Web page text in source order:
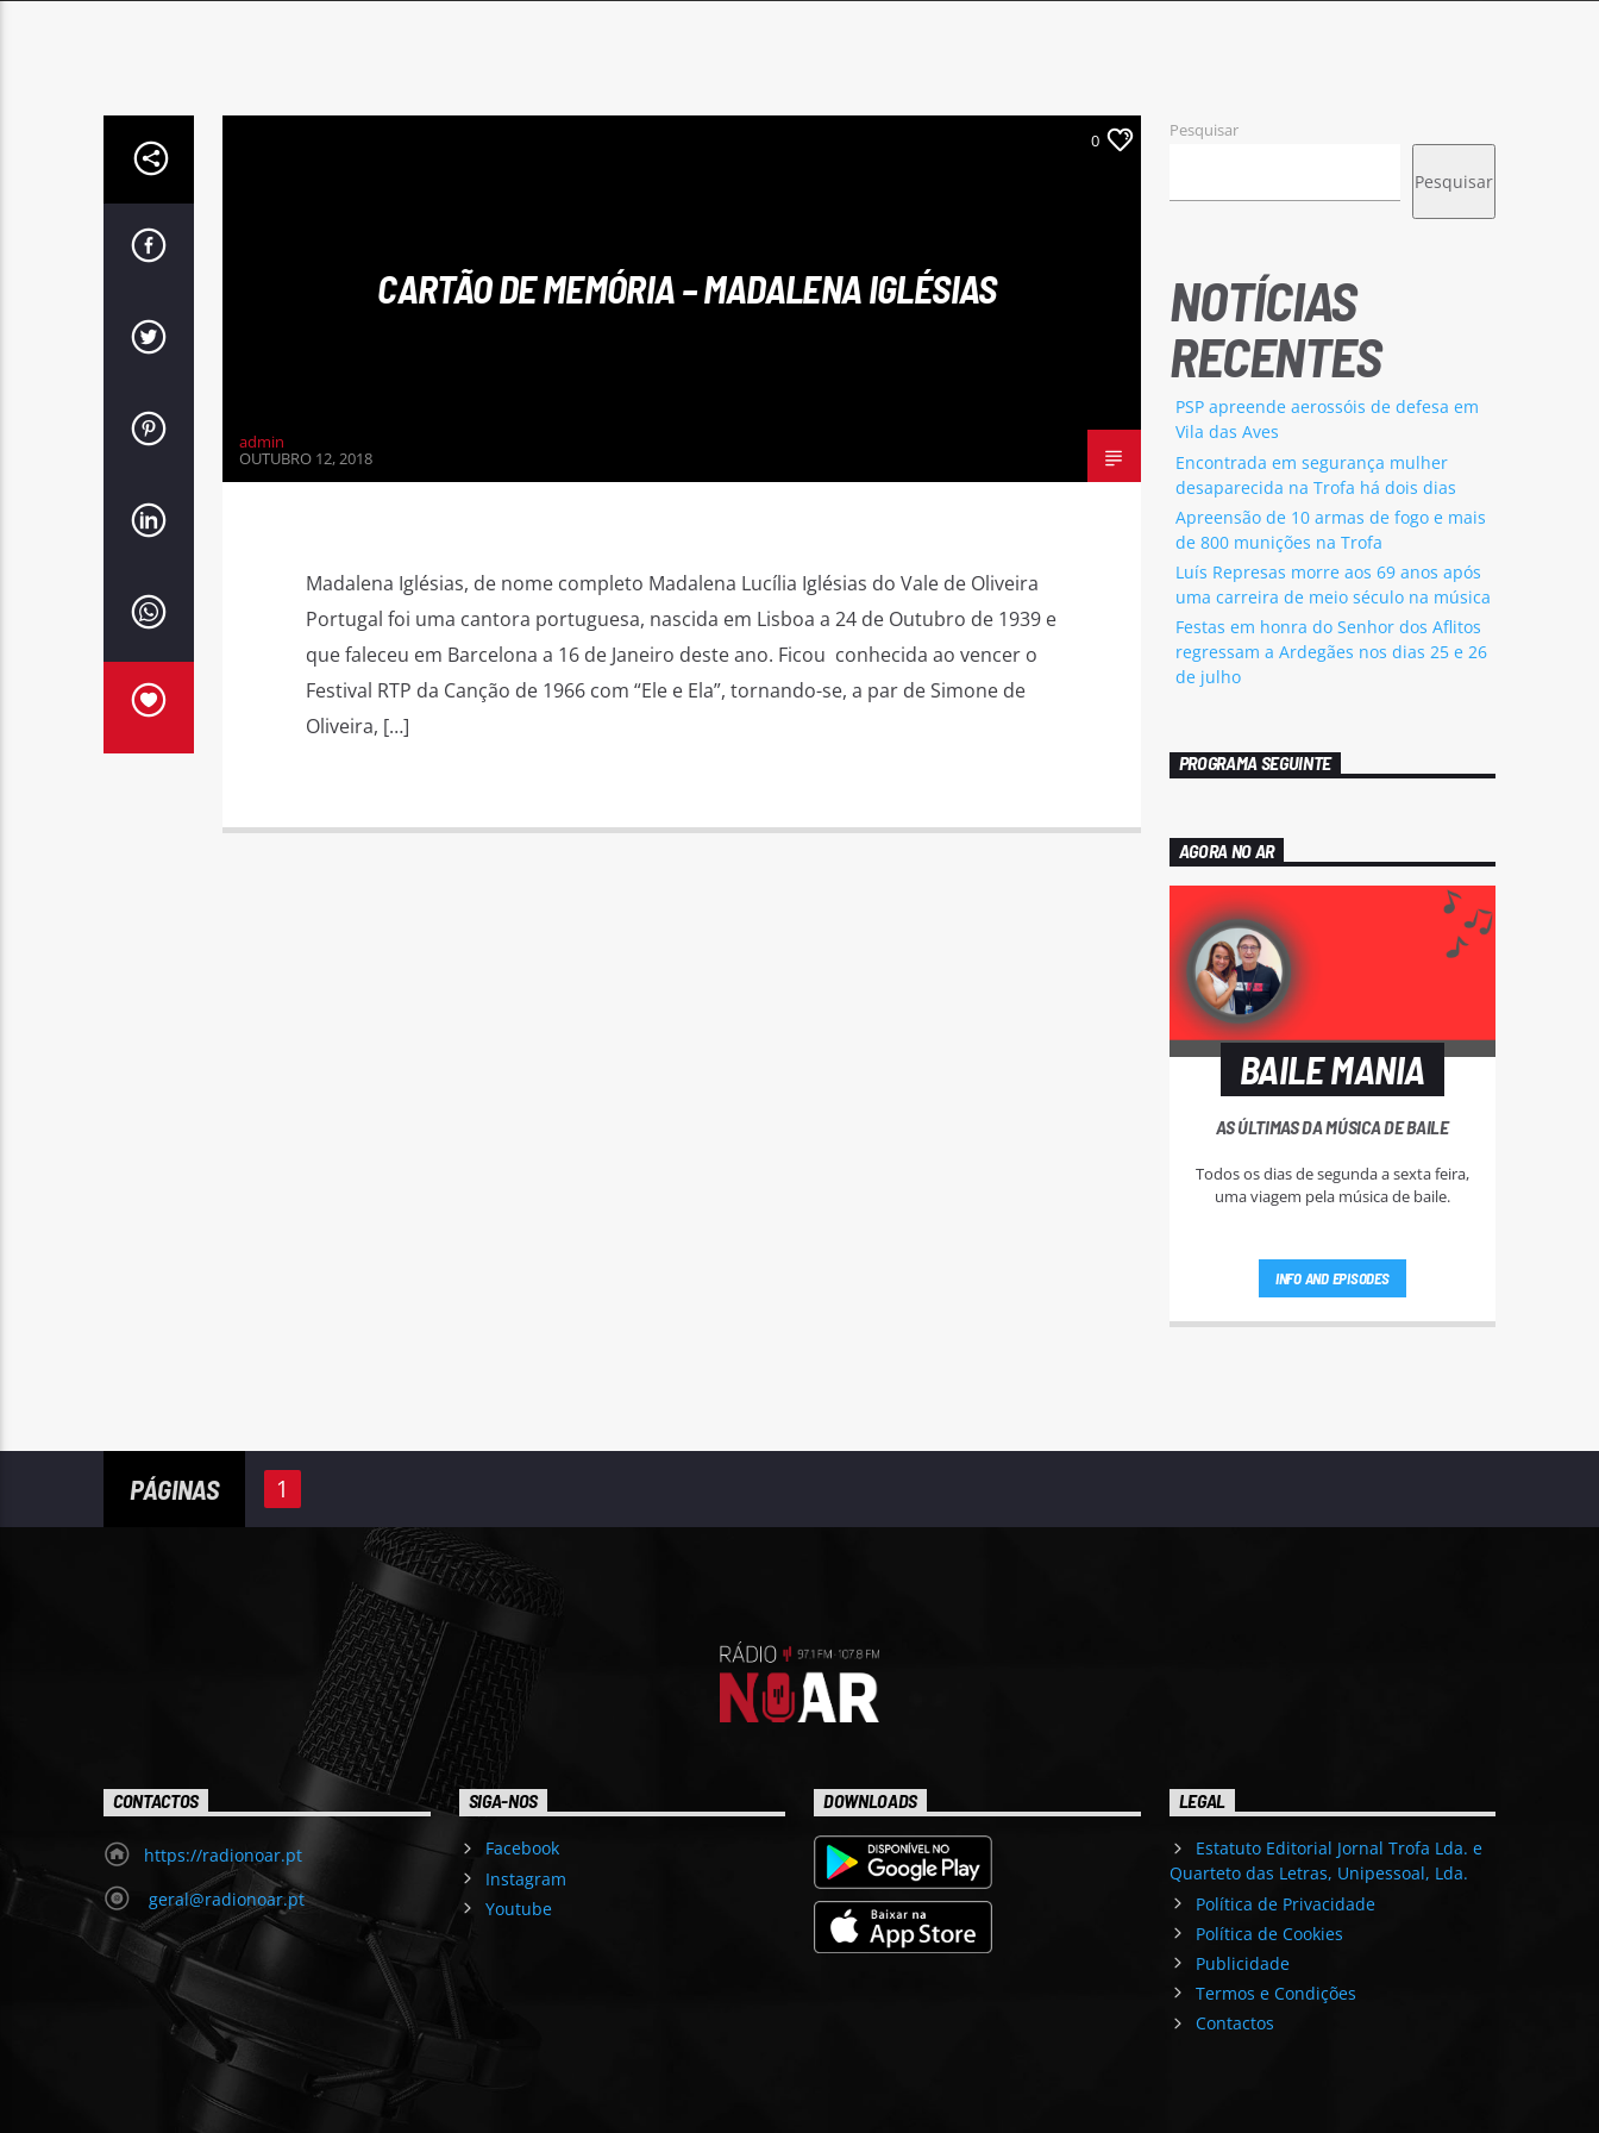
0
CARTÃO DE MEMÓRIA – MADALENA IGLÉSIAS
admin
OUTUBRO 12, 2018
Madalena Iglésias, de nome completo Madalena Lucília Iglésias do Vale de Oliveira
Portugal foi uma cantora portuguesa, nascida em Lisboa a 24 de Outubro de 1939 e
que faleceu em Barcelona a 16 de Janeiro deste ano. Ficou conhecida ao vencer o
Festival RTP da Canção de 1966 com “Ele e Ela”, tornando-se, a par de Simone de
Oliveira, […]
Pesquisar
Pesquisar
NOTÍCIAS
RECENTES
PSP apreende aerossóis de defesa em
Vila das Aves
Encontrada em segurança mulher
desaparecida na Trofa há dois dias
Apreensão de 10 armas de fogo e mais
de 800 munições na Trofa
Luís Represas morre aos 69 anos após
uma carreira de meio século na música
Festas em honra do Senhor dos Aflitos
regressam a Ardegães nos dias 25 e 26
de julho
PROGRAMA SEGUINTE
AGORA NO AR
BAILE MANIA
AS ÚLTIMAS DA MÚSICA DE BAILE
Todos os dias de segunda a sexta feira,
uma viagem pela música de baile.
INFO AND EPISODES
PÁGINAS 1
CONTACTOS
https://radionoar.pt
geral@radionoar.pt
SIGA-NOS
Facebook
Instagram
Youtube
DOWNLOADS LEGAL
Estatuto Editorial Jornal Trofa Lda. e
Quarteto das Letras, Unipessoal, Lda.
Política de Privacidade
Política de Cookies
Publicidade
Termos e Condições
Contactos